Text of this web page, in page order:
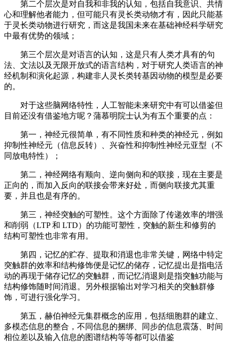
第二个层次是对自我和非我的认知，包括自我意识、共情
心和理解他者能力，但可能只有灵长类动物才有，因此只能基
于灵长类动物进行研究，而这是我国未来在基础神经科学研究
中最有优势的领域；
第三个层次是对语言的认知，这是只有人类才具有的句
法、文法以及无限开放式的语言结构，对于研究人类语言的神
经机制和演化起源，构建非人灵长类转基因动物的模型是必要
的。
对于这些脑网络特性，人工智能未来研究中有可以借鉴但
目前还没有借鉴地方呢？蒲慕明院士认为有五个重要的点：
第一，神经元很简单，有不同性质和种类的神经元，例如
抑制性神经元（信息反转）、兴奋性和抑制性神经元亚型（不
同放电特性）；
第二，神经网络有顺向、逆向侧向和的联接，现在主要是
正向的，而加入反向的联接会带来好处，而侧向联接尤其重
要，并且也是有序的。
第三，神经突触的可塑性。这个方面除了传递效率的增强
和削弱（LTP 和 LTD）的功能可塑性，突触的新生和修剪的
结构可塑性也非常有用。
第四，记忆的贮存、提取和消退也非常关键，网络中特定
突触群的效率和结构修饰便是记忆的储存，记忆提出是指电活
动的再现于储存记忆的突触群，而记忆消退则是指突触功能与
结构修饰随时间消退。另外根据输出对学习相关的突触群修
饰，可进行强化学习。
第五，赫伯神经元集群概念的应用，包括细胞群的建立、
多模态信息的整合，不同信息的捆绑、同步的信息震荡、时间
相位差以及输入信息的图谱结构等等都可以借鉴